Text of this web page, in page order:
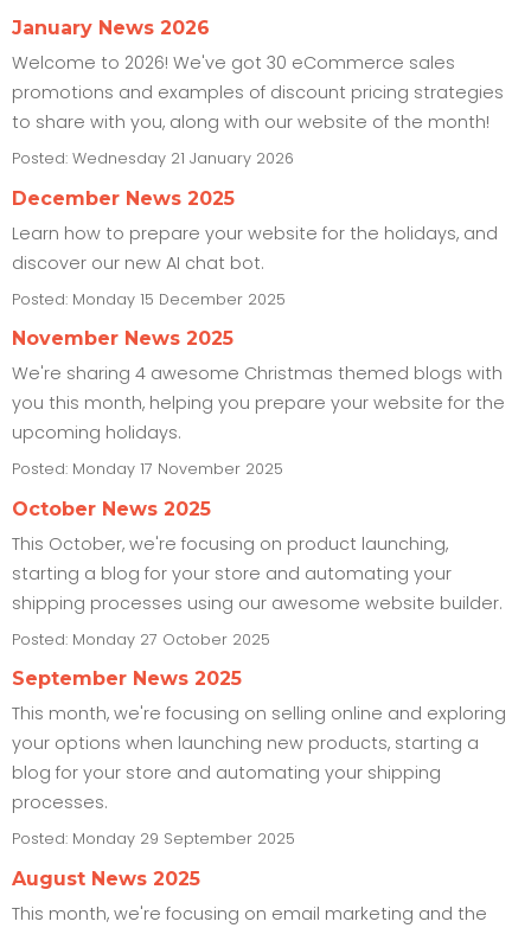
January News 2026
Welcome to 2026! We've got 30 eCommerce sales
promotions and examples of discount pricing strategies
to share with you, along with our website of the month!
Posted: Wednesday 21 January 2026
December News 2025
Learn how to prepare your website for the holidays, and
discover our new AI chat bot.
Posted: Monday 15 December 2025
November News 2025
We're sharing 4 awesome Christmas themed blogs with
you this month, helping you prepare your website for the
upcoming holidays.
Posted: Monday 17 November 2025
October News 2025
This October, we're focusing on product launching,
starting a blog for your store and automating your
shipping processes using our awesome website builder.
Posted: Monday 27 October 2025
September News 2025
This month, we're focusing on selling online and exploring
your options when launching new products, starting a
blog for your store and automating your shipping
processes.
Posted: Monday 29 September 2025
August News 2025
This month, we're focusing on email marketing and the